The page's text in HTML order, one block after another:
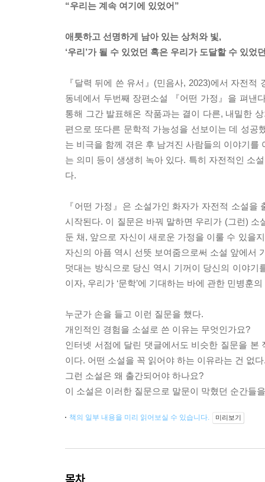
“우리는 계속 여기에 있었어”
애틋하고 선명하게 남아 있는 상처와 빛,
‘우리’가 될 수 있었던 혹은 우리가 도달할 수 있었
『달력 뒤에 쓴 유서』(민음사, 2023)에서 자전적
동네에서 두번째 장편소설 『어떤 가정』을 펴낸
통해 그간 발표해온 작품과는 결이 다른, 내밀한
편으로 또다른 문학적 가능성을 선보이는 데 성
는 비극을 함께 겪은 후 남겨진 사람들의 이야기
는 의미 등이 생생히 녹아 있다. 특히 자전적인 소
다.
『어떤 가정』은 소설가인 화자가 자전적 소설
시작된다. 이 질문은 바꿔 말하면 우리가 (그런)
둔 채, 앞으로 자신이 새로운 가정을 이룰 수 있을
자신의 아픔 역시 선뜻 보여줌으로써 소설 앞에서
덧대는 방식으로 당신 역시 기꺼이 당신의 이야
이자, 우리가 ‘문학’에 기대하는 바에 관한 민병훈
누군가 손을 들고 이런 질문을 했다.
개인적인 경험을 소설로 쓴 이유는 무엇인가요?
인터넷 서점에 달린 댓글에서도 비슷한 질문을
이다. 어떤 소설을 꼭 읽어야 하는 이유라는 건 없
그런 소설은 왜 출간되어야 하나요?
이 소설은 이러한 질문으로 말문이 막혔던 순간들
책의 일부 내용을 미리 읽어보실 수 있습니다. 미리보기
목차